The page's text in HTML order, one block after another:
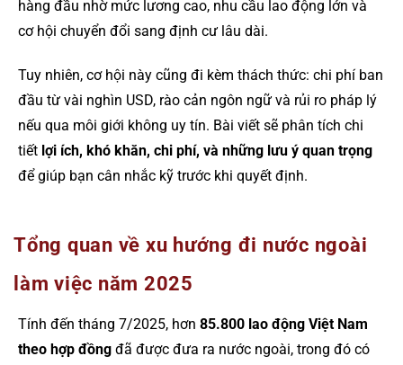
hàng đầu nhờ mức lương cao, nhu cầu lao động lớn và
cơ hội chuyển đổi sang định cư lâu dài.
Tuy nhiên, cơ hội này cũng đi kèm thách thức: chi phí ban
đầu từ vài nghìn USD, rào cản ngôn ngữ và rủi ro pháp lý
nếu qua môi giới không uy tín. Bài viết sẽ phân tích chi
tiết lợi ích, khó khăn, chi phí, và những lưu ý quan trọng
để giúp bạn cân nhắc kỹ trước khi quyết định.
Tổng quan về xu hướng đi nước ngoài
làm việc năm 2025
Tính đến tháng 7/2025, hơn 85.800 lao động Việt Nam
theo hợp đồng đã được đưa ra nước ngoài, trong đó có